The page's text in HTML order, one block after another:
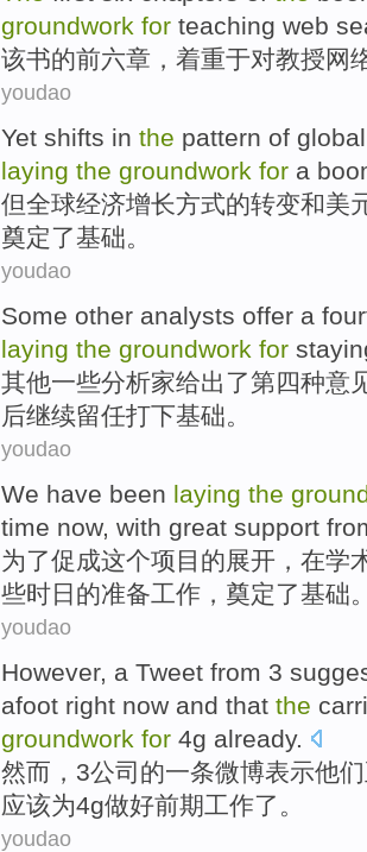
groundwork for teaching web
该书的前六章 ，着重于对教授网
youdao
Yet shifts in the pattern of global
laying the groundwork for a
但全球经济增长方式的转变和美
奠定了基础。
youdao
Some other analysts offer a
laying the groundwork for
其他一些分析家给出了第四种意
后继续留任打下基础。
youdao
We have been laying the
time now, with great support
为了促成这个项目 的展开，在学
些时日 的准备工作 ， 奠定了基础
youdao
However, a Tweet from 3
afoot right now and that the
groundwork for 4g already.
然而 ， 3公司的一条微博表示他们
应该为4g做好前期工作了。
youdao